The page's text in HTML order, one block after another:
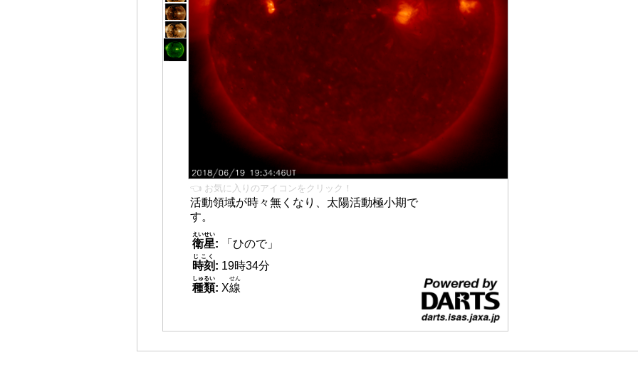
👈 お気に入りのアイコンをクリック！
活動領域が時々無くなり、太陽活動極小期で
す。
衛星
えいせい
:
「ひので」
時刻
じこく
: 19時34分
種類
しゅるい
: X線
せん